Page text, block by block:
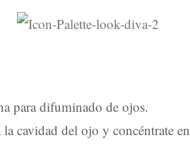
para difuminado de ojos.
cavidad del ojo y concéntrate en